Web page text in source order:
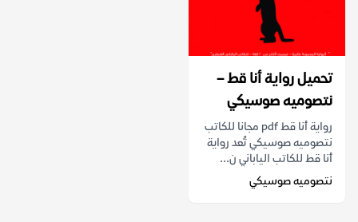
تحميل رواية أنا قط –
نتصوميه صوسيكي
رواية أنا قط pdf مجانا للكاتب
نتصوميه صوسيكي تُعد رواية
أنا قط للكاتب الياباني ن...
نتصوميه صوسيكي